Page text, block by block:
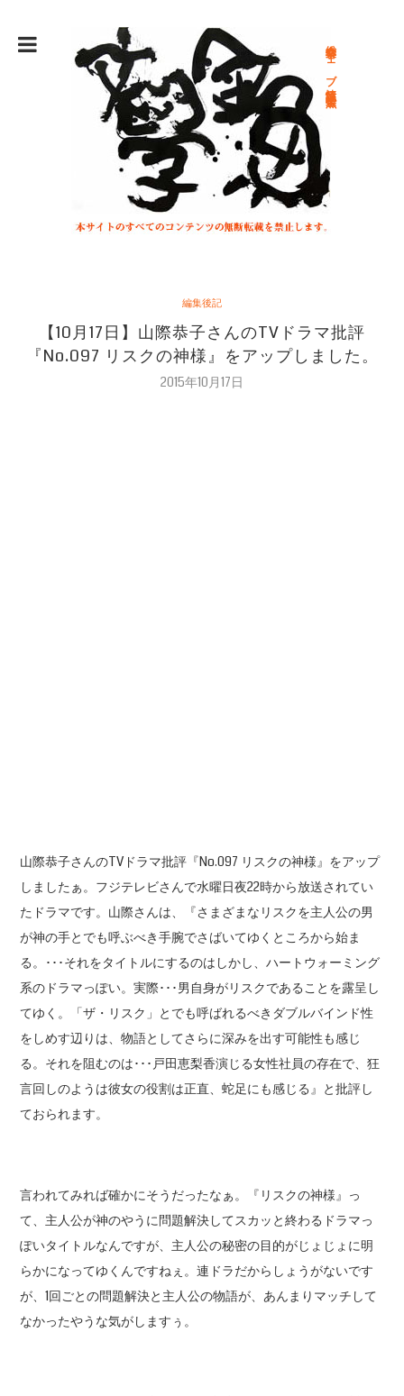
総合文学ウェブ情報誌 文学金魚
編集後記
【10月17日】山際恭子さんのTVドラマ批評
『No.097 リスクの神様』をアップしました。
2015年10月17日
山際恭子さんのTVドラマ批評『No.097 リスクの神様』をアップ
しましたぁ。フジテレビさんで水曜日夜22時から放送されてい
たドラマです。山際さんは、『さまざまなリスクを主人公の男
が神の手とでも呼ぶべき手腕でさばいてゆくところから始ま
る。･･･それをタイトルにするのはしかし、ハートウォーミング
系のドラマっぽい。実際･･･男自身がリスクであることを露呈し
てゆく。「ザ・リスク」とでも呼ばれるべきダブルバインド性
をしめす辺りは、物語としてさらに深みを出す可能性も感じ
る。それを阻むのは･･･戸田恵梨香演じる女性社員の存在で、狂
言回しのようは彼女の役割は正直、蛇足にも感じる』と批評し
ておられます。
言われてみれば確かにそうだったなぁ。『リスクの神様』っ
て、主人公が神のやうに問題解決してスカッと終わるドラマっ
ぽいタイトルなんですが、主人公の秘密の目的がじょじょに明
らかになってゆくんですねぇ。連ドラだからしょうがないです
が、1回ごとの問題解決と主人公の物語が、あんまりマッチして
なかったやうな気がしますぅ。